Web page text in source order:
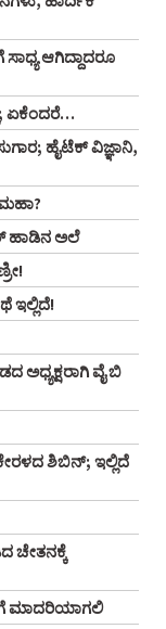
ಆಗಿದ್ದಾದರೂ
ಏಕೆಂದರೆ…
ಹೈಟೆಕ್ ವಿಜ್ಞಾನಿ,
ಹಾಡಿನ ಅಲೆ
ಇಲ್ಲಿದೆ!
ಅಧ್ಯಕ್ಷರಾಗಿ ವೈ ಬಿ
ಶಿಬಿನ್‌; ಇಲ್ಲಿದೆ
ಚೇತನಕ್ಕೆ
ಮಾದರಿಯಾಗಲಿ